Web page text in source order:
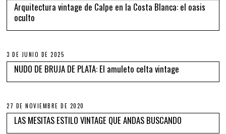
Arquitectura vintage de Calpe en la Costa Blanca: el oasis
oculto
3 DE JUNIO DE 2025
NUDO DE BRUJA DE PLATA: El amuleto celta vintage
27 DE NOVIEMBRE DE 2020
LAS MESITAS ESTILO VINTAGE QUE ANDAS BUSCANDO